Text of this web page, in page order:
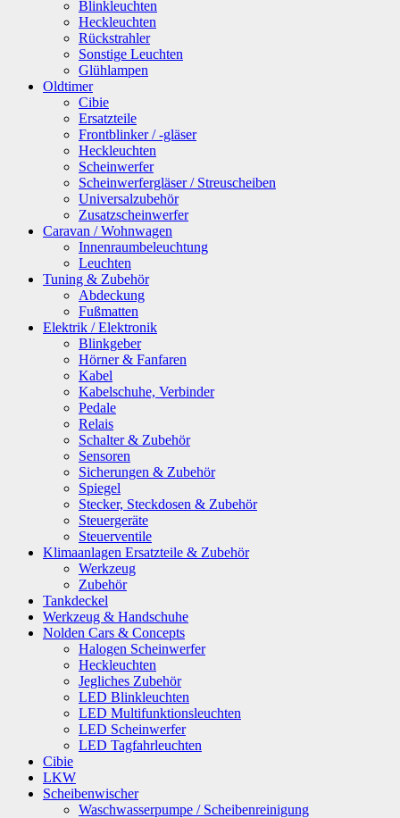
Blinkleuchten
Heckleuchten
Rückstrahler
Sonstige Leuchten
Glühlampen
Oldtimer
Cibie
Ersatzteile
Frontblinker / -gläser
Heckleuchten
Scheinwerfer
Scheinwerfergläser / Streuscheiben
Universalzubehör
Zusatzscheinwerfer
Caravan / Wohnwagen
Innenraumbeleuchtung
Leuchten
Tuning & Zubehör
Abdeckung
Fußmatten
Elektrik / Elektronik
Blinkgeber
Hörner & Fanfaren
Kabel
Kabelschuhe, Verbinder
Pedale
Relais
Schalter & Zubehör
Sensoren
Sicherungen & Zubehör
Spiegel
Stecker, Steckdosen & Zubehör
Steuergeräte
Steuerventile
Klimaanlagen Ersatzteile & Zubehör
Werkzeug
Zubehör
Tankdeckel
Werkzeug & Handschuhe
Nolden Cars & Concepts
Halogen Scheinwerfer
Heckleuchten
Jegliches Zubehör
LED Blinkleuchten
LED Multifunktionsleuchten
LED Scheinwerfer
LED Tagfahrleuchten
Cibie
LKW
Scheibenwischer
Waschwasserpumpe / Scheibenreinigung